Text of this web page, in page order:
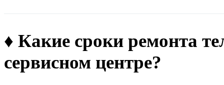
♦ Какие сроки ремонта
сервисном центре?